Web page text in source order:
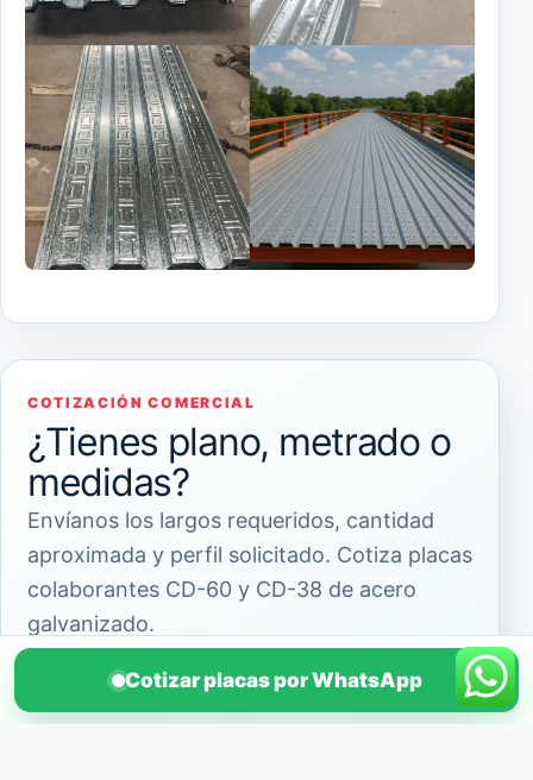
COTIZACIÓN COMERCIAL
¿Tienes plano, metrado o
medidas?
Envíanos los largos requeridos, cantidad
aproximada y perfil solicitado. Cotiza placas
colaborantes CD-60 y CD-38 de acero
galvanizado.
Cotizar placas por WhatsApp